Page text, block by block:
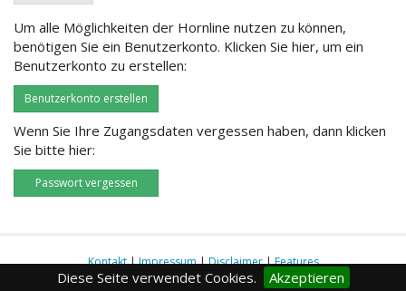
Diese Seite verwendet Cookies. Akzeptieren
Um alle Möglichkeiten der Hornline nutzen zu können,
benötigen Sie ein Benutzerkonto. Klicken Sie hier, um ein
Benutzerkonto zu erstellen:
Benutzerkonto erstellen
Wenn Sie Ihre Zugangsdaten vergessen haben, dann klicken
Sie bitte hier:
Passwort vergessen
Kontakt|Impressum|Disclaimer|Features